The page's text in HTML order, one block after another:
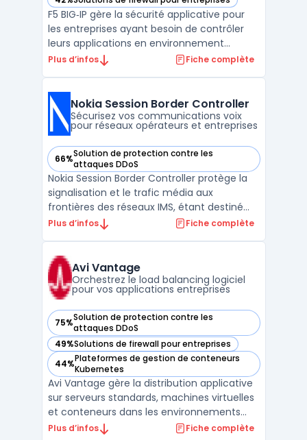
— voir F5 BIG‑IP dans cette catégorie
F5 BIG‑IP gère la sécurité applicative pour
les entreprises ayant besoin de contrôler
leurs applications en environnement
hybride ou multicloud. Les équipes IT qui
risques de faille ou d’interruption. F5 BIG‑I ...
Plus d’infos Fiche complète
Nokia Session Border Controller
Sécurisez vos communications voix
pour réseaux opérateurs et entreprises
66%Solution de protection contre les
attaques DDoS
— voir Nokia Session Border Controller dans cette catégorie
Nokia Session Border Controller protège la
signalisation et le trafic média aux
frontières des réseaux IMS, étant destiné
aux opérateurs télécoms et à de grandes
services VoLTE, VoWiFi et voix 5G
concernant les risques ...
Plus d’infos Fiche complète
Avi Vantage
Orchestrez le load balancing logiciel
pour vos applications entreprises
75%Solution de protection contre les
attaques DDoS
— voir Avi Vantage dans cette catégorie
49%Solutions de firewall pour entreprises
— voir Avi Vantage dans cette catégorie
44%Plateformes de gestion de conteneurs
Kubernetes
— voir Avi Vantage dans cette catégorie
Avi Vantage gère la distribution applicative
sur serveurs standards, machines virtuelles
et conteneurs dans les environnements
entreprises qui opèrent à la fois sur site et
Plus d’infos Fiche complète